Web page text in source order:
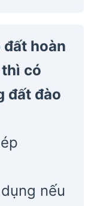
đất hoàn
có
đất đào
nếu